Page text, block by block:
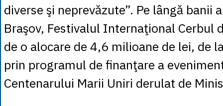
diverse şi neprevăzute”. Pe lângă banii
Braşov, Festivalul Internaţional Cerbul
de o alocare de 4,6 milioane de lei, de
prin programul de finanţare a
Centenarului Marii Uniri derulat de